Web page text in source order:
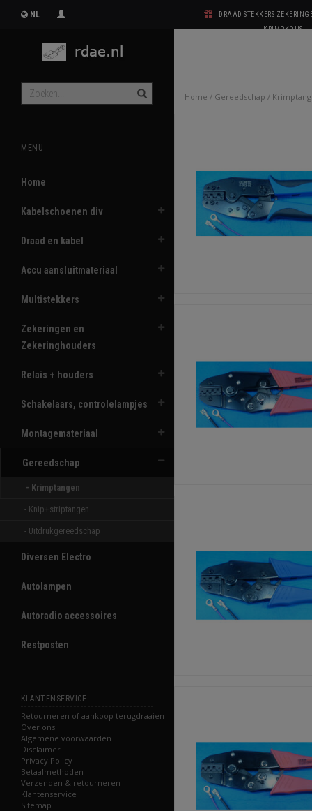
NL
DRAAD STEKKERS
KRIMPKOUS
MENU
Home
Kabelschoenen div
Draad en kabel
Accu aansluitmateriaal
Multistekkers
Zekeringen en
Zekeringhouders
Relais + houders
Schakelaars, controlelampjes
Montagemateriaal
Gereedschap
- Krimptangen
- Knip+striptangen
- Uitdrukgereedschap
Diversen Electro
Autolampen
Autoradio accessoires
Restposten
KLANTENSERVICE
Retourneren of aankoop terugdraaien
Over ons
Algemene voorwaarden
Disclaimer
Privacy Policy
Betaalmethoden
Verzenden & retourneren
Klantenservice
Sitemap
Home / Gereedschap /